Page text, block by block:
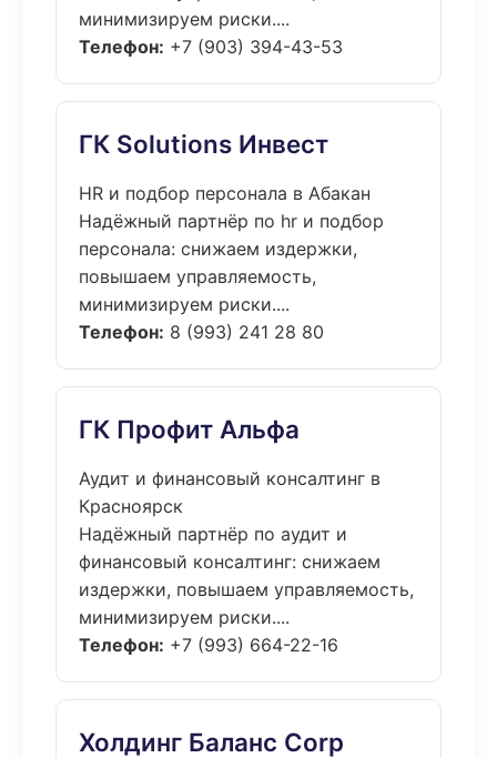
минимизируем риски....
Телефон: +7 (903) 394-43-53
ГК Solutions Инвест
HR и подбор персонала в Абакан
Надёжный партнёр по hr и подбор
персонала: снижаем издержки,
повышаем управляемость,
минимизируем риски....
Телефон: 8 (993) 241 28 80
ГК Профит Альфа
Аудит и финансовый консалтинг в
Красноярск
Надёжный партнёр по аудит и
финансовый консалтинг: снижаем
издержки, повышаем управляемость,
минимизируем риски....
Телефон: +7 (993) 664-22-16
Холдинг Баланс Corp